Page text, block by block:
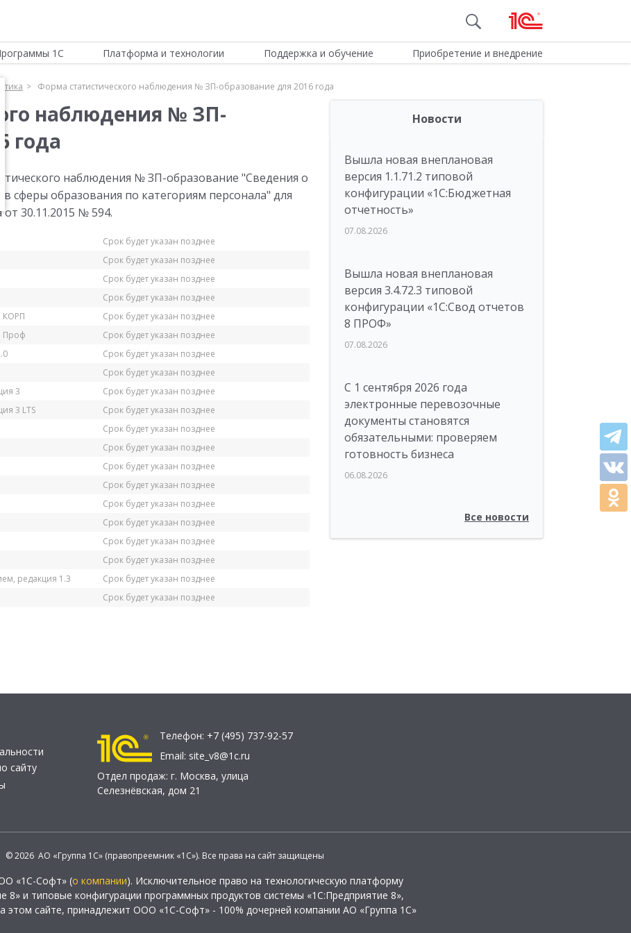
1С Платформа и технологии Поддержка и обучение Приобретение и внедрение
Форма статистического наблюдения № ЗП-образование для 2016 года
наблюдения № ЗП-
года
наблюдения № ЗП-образование "Сведения о
сферы образования по категориям персонала" для
от 30.11.2015 № 594.
Срок будет указан позднее
Срок будет указан позднее
Срок будет указан позднее
Срок будет указан позднее
КОРП
Срок будет указан позднее
Проф
Срок будет указан позднее
Срок будет указан позднее
Срок будет указан позднее
3
Срок будет указан позднее
3 LTS
Срок будет указан позднее
Срок будет указан позднее
Срок будет указан позднее
Срок будет указан позднее
Срок будет указан позднее
Срок будет указан позднее
Срок будет указан позднее
Срок будет указан позднее
Срок будет указан позднее
редакция 1.3
Срок будет указан позднее
Срок будет указан позднее
Новости
Вышла новая внеплановая
версия 1.1.71.2 типовой
конфигурации «1C:Бюджетная
отчетность»
07.08.2026
Вышла новая внеплановая
версия 3.4.72.3 типовой
конфигурации «1C:Свод отчетов
8 ПРОФ»
07.08.2026
С 1 сентября 2026 года
электронные перевозочные
документы становятся
обязательными: проверяем
готовность бизнеса
06.08.2026
Все новости
сайту
Телефон: +7 (495) 737-92-57
Email: site_v8@1c.ru
Отдел продаж: г. Москва, улица
Селезнёвская, дом 21
© 2026 АО «Группа 1С» (правопреемник «1С»). Все права на сайт защищены
«1С-Софт» (о компании). Исключительное право на технологическую платформу
8» и типовые конфигурации программных продуктов системы «1С:Предприятие 8»,
этом сайте, принадлежит ООО «1С-Софт» - 100% дочерней компании АО «Группа 1С»